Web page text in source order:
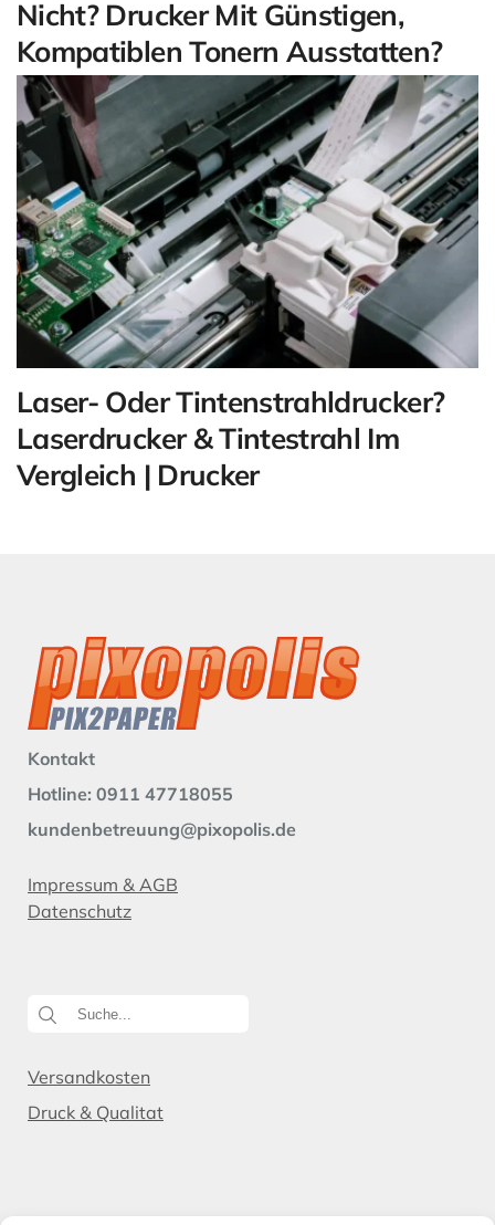
Nicht? Drucker Mit Günstigen,
Kompatiblen Tonern Ausstatten?
Laser- Oder Tintenstrahldrucker?
Laserdrucker & Tintestrahl Im
Vergleich | Drucker
Kontakt
Hotline: 0911 47718055
kundenbetreuung@pixopolis.de
Impressum & AGB
Datenschutz
Versandkosten
Druck & Qualitat